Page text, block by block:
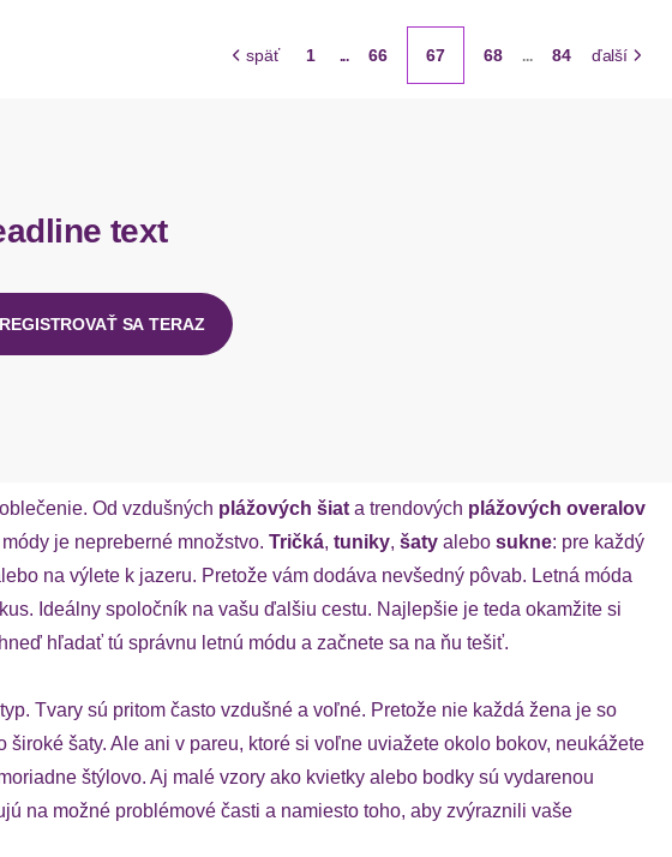
späť 1 ... 66 67 68 ... 84 ďalší
text
SA TERAZ
Od vzdušných plážových šiat a trendových plážových overalov
je nepreberné množstvo. Tričká, tuniky, šaty alebo sukne: pre každý
na výlete k jazeru. Pretože vám dodáva nevšedný pôvab. Letná móda
Ideálny spoločník na vašu ďalšiu cestu. Najlepšie je teda okamžite si
hľadať tú správnu letnú módu a začnete sa na ňu tešiť.
Tvary sú pritom často vzdušné a voľné. Pretože nie každá žena je so
šaty. Ale ani v pareu, ktoré si voľne uviažete okolo bokov, neukážete
štýlovo. Aj malé vzory ako kvietky alebo bodky sú vydarenou
na možné problémové časti a namiesto toho, aby zvýraznili vaše